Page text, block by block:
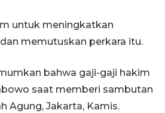
untuk meningkatkan
memutuskan perkara itu.
bahwa gaji-gaji hakim
saat memberi sambutan
Agung, Jakarta, Kamis.